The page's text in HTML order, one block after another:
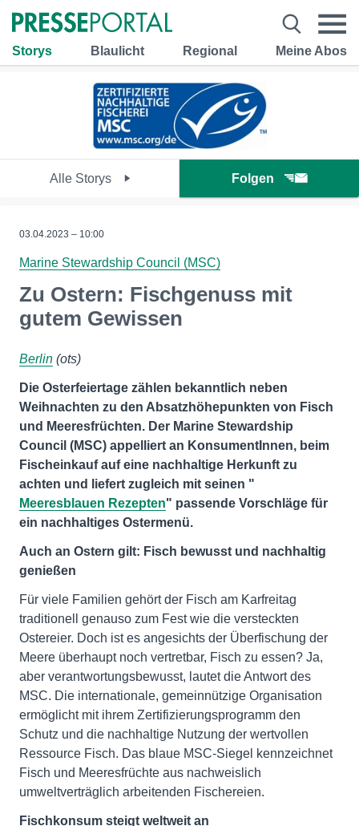
Storys Blaulicht Regional Meine Abos
Alle Storys Folgen
03.04.2023 – 10:00
Marine Stewardship Council (MSC)
Zu Ostern: Fischgenuss mit
gutem Gewissen
Berlin (ots)
Die Osterfeiertage zählen bekanntlich neben
Weihnachten zu den Absatzhöhepunkten von Fisch
und Meeresfrüchten. Der Marine Stewardship
Council (MSC) appelliert an KonsumentInnen, beim
Fischeinkauf auf eine nachhaltige Herkunft zu
achten und liefert zugleich mit seinen "
Meeresblauen Rezepten" passende Vorschläge für
ein nachhaltiges Ostermenü.
Auch an Ostern gilt: Fisch bewusst und nachhaltig
genießen
Für viele Familien gehört der Fisch am Karfreitag
traditionell genauso zum Fest wie die versteckten
Ostereier. Doch ist es angesichts der Überfischung der
Meere überhaupt noch vertretbar, Fisch zu essen? Ja,
aber verantwortungsbewusst, lautet die Antwort des
MSC. Die internationale, gemeinnützige Organisation
ermöglicht mit ihrem Zertifizierungsprogramm den
Schutz und die nachhaltige Nutzung der wertvollen
Ressource Fisch. Das blaue MSC-Siegel kennzeichnet
Fisch und Meeresfrüchte aus nachweislich
umweltverträglich arbeitenden Fischereien.
Fischkonsum steigt weltweit an